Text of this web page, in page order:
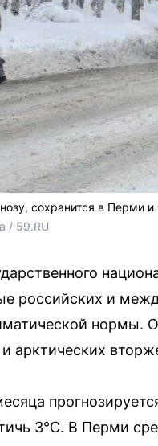
сохранится в Перми и
/ 59.RU
российских и
нормы.
арктических
3°C. В Перми